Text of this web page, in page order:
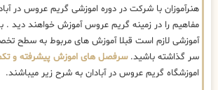
هنرآموزان با شرکت در دوره اموزشی گریم عروس در
مفاهیم را در زمینه گریم عروس آموزش خواهند دید .
آموزشی لازم است قبلا آموزش های مربوط به سطح
سر گذاشته باشید.سرفصل های اموزش پیشرفته و
اموزشگاه گریم عروس در آبادان به شرح زیر میباشند.